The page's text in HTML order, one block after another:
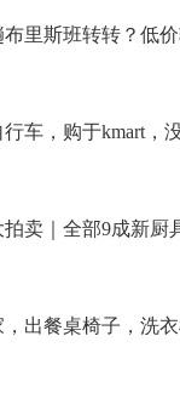
里斯班转转？低
行车，购于kmart，
卖｜全部9成新厨
出餐桌椅子，洗